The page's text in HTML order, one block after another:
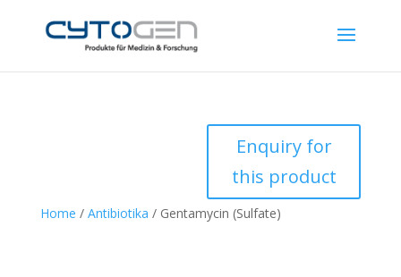
Enquiry for
this product
Home / Antibiotika / Gentamycin (Sulfate)